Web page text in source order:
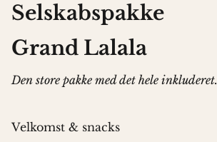
Selskabspakke
Grand Lalala
Den store pakke med det hele inkluderet.
Velkomst & snacks